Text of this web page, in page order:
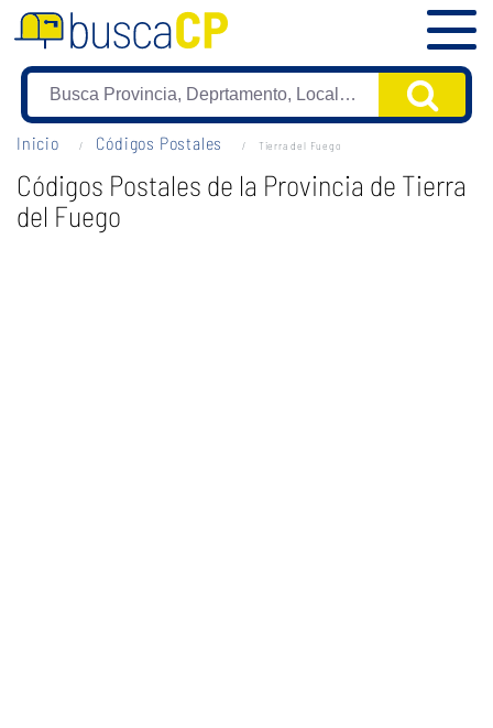
Inicio Códigos Postales Tierra del Fuego
Códigos Postales de la Provincia de Tierra
del Fuego